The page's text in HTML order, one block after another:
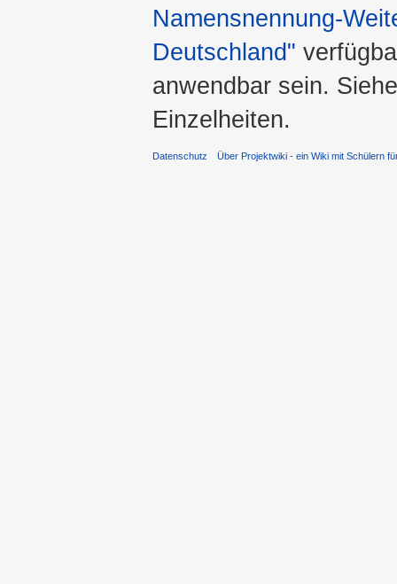
Namensnennung-
Deutschland"
anwendbar sein.
Einzelheiten.
Datenschutz Über Projektwiki - ein Wiki mit Schülern